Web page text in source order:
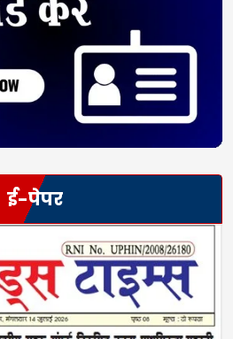
ई-पेपर